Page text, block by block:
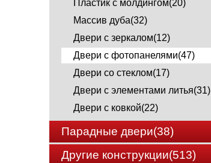
Пластик с молдингом(20)
Массив дуба(32)
Двери с зеркалом(12)
Двери с фотопанелями(47)
Двери со стеклом(17)
Двери с элементами литья(31)
Двери с ковкой(22)
Парадные двери(38)
Другие конструкции(513)